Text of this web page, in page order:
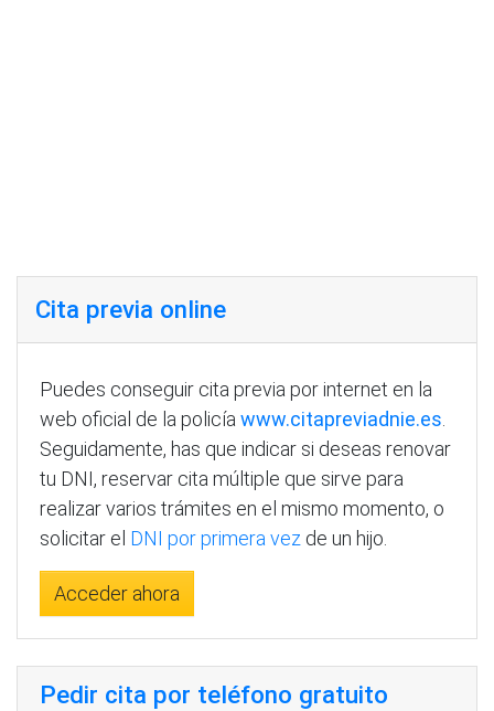
Cita previa online
Puedes conseguir cita previa por internet en la
web oficial de la policíawww.citapreviadnie.es.
Seguidamente, has que indicar si deseas renovar
tu DNI, reservar cita múltiple que sirve para
realizar varios trámites en el mismo momento, o
solicitar el DNI por primera vez de un hijo.
Acceder ahora
Pedir cita por teléfono gratuito